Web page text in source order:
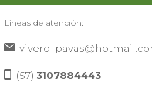
Líneas de atención:
(57) 3107884443
Historia